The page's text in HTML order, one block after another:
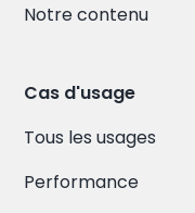
Notre contenu
Cas d'usage
Tous les usages
Performance